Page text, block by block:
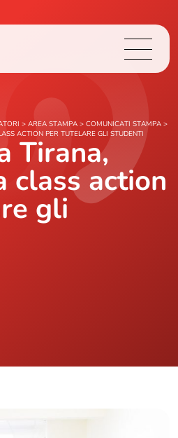
> AREA STAMPA > COMUNICATI STAMPA >
ACTION PER TUTELARE GLI STUDENTI
Tirana,
class action
gli